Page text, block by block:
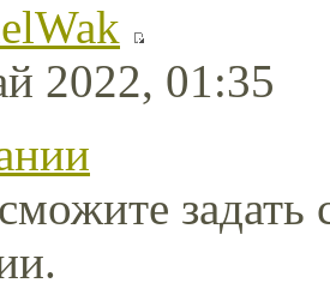
2022, 01:35